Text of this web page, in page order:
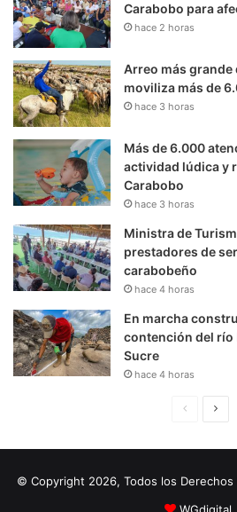
Carabobo para
hace 2 horas
Arreo más grande
moviliza más de
hace 3 horas
Más de 6.000
actividad lúdica y
Carabobo
hace 3 horas
Ministra de
prestadores de
carabobeño
hace 4 horas
En marcha
contención del río
Sucre
hace 4 horas
i
n
u
i
© Copyright 2026, Todos los